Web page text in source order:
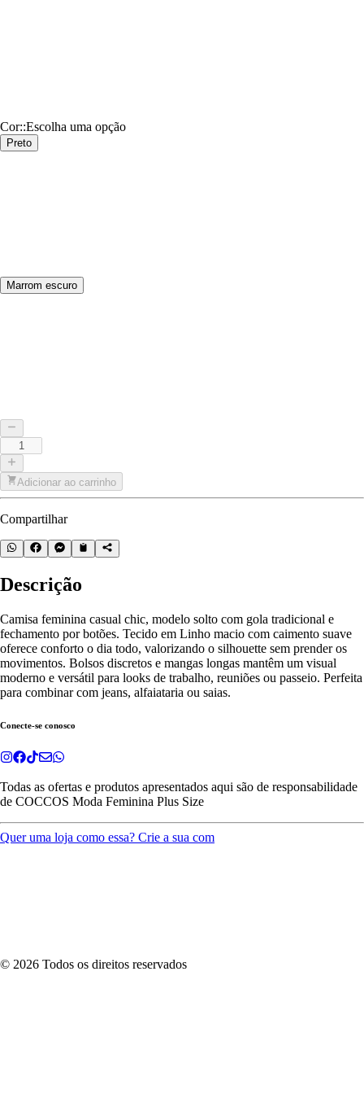
Cor::Escolha uma opção
Preto
Marrom escuro
Adicionar ao carrinho
Compartilhar
Descrição
Camisa feminina casual chic, modelo solto com gola tradicional e
fechamento por botões. Tecido em Linho macio com caimento suave
oferece conforto o dia todo, valorizando o silhouette sem prender os
movimentos. Bolsos discretos e mangas longas mantêm um visual
moderno e versátil para looks de trabalho, reuniões ou passeio. Perfeita
para combinar com jeans, alfaiataria ou saias.
Conecte-se conosco
Todas as ofertas e produtos apresentados aqui são de responsabilidade
de COCCOS Moda Feminina Plus Size
Quer uma loja como essa? Crie a sua com
© 2026 Todos os direitos reservados